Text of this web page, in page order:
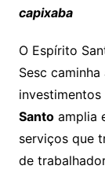
capixaba
O Espírito
Sesc
Santoamplia
serviços que
de